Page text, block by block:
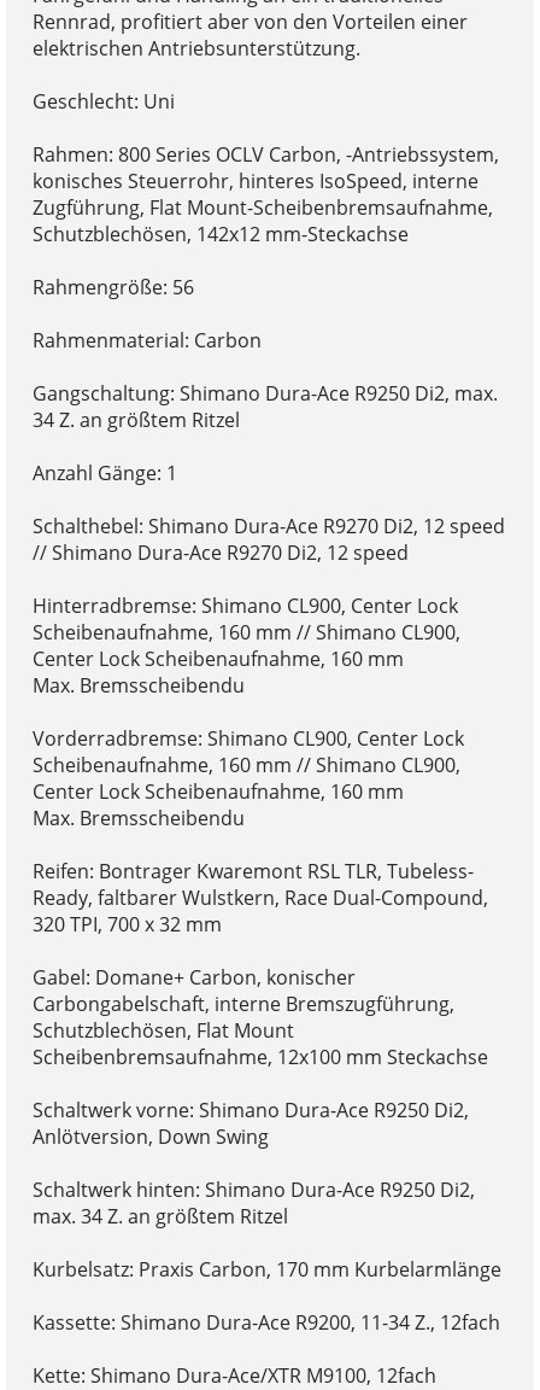
Rennrad, profitiert aber von den Vorteilen einer
elektrischen Antriebsunterstützung.
Geschlecht: Uni
Rahmen: 800 Series OCLV Carbon, -Antriebssystem,
konisches Steuerrohr, hinteres IsoSpeed, interne
Zugführung, Flat Mount-Scheibenbremsaufnahme,
Schutzblechösen, 142x12 mm-Steckachse
Rahmengröße: 56
Rahmenmaterial: Carbon
Gangschaltung: Shimano Dura-Ace R9250 Di2, max.
34 Z. an größtem Ritzel
Anzahl Gänge: 1
Schalthebel: Shimano Dura-Ace R9270 Di2, 12 speed
// Shimano Dura-Ace R9270 Di2, 12 speed
Hinterradbremse: Shimano CL900, Center Lock
Scheibenaufnahme, 160 mm // Shimano CL900,
Center Lock Scheibenaufnahme, 160 mm
Max. Bremsscheibendu
Vorderradbremse: Shimano CL900, Center Lock
Scheibenaufnahme, 160 mm // Shimano CL900,
Center Lock Scheibenaufnahme, 160 mm
Max. Bremsscheibendu
Reifen: Bontrager Kwaremont RSL TLR, Tubeless-
Ready, faltbarer Wulstkern, Race Dual-Compound,
320 TPI, 700 x 32 mm
Gabel: Domane+ Carbon, konischer
Carbongabelschaft, interne Bremszugführung,
Schutzblechösen, Flat Mount
Scheibenbremsaufnahme, 12x100 mm Steckachse
Schaltwerk vorne: Shimano Dura-Ace R9250 Di2,
Anlötversion, Down Swing
Schaltwerk hinten: Shimano Dura-Ace R9250 Di2,
max. 34 Z. an größtem Ritzel
Kurbelsatz: Praxis Carbon, 170 mm Kurbelarmlänge
Kassette: Shimano Dura-Ace R9200, 11-34 Z., 12fach
Kette: Shimano Dura-Ace/XTR M9100, 12fach